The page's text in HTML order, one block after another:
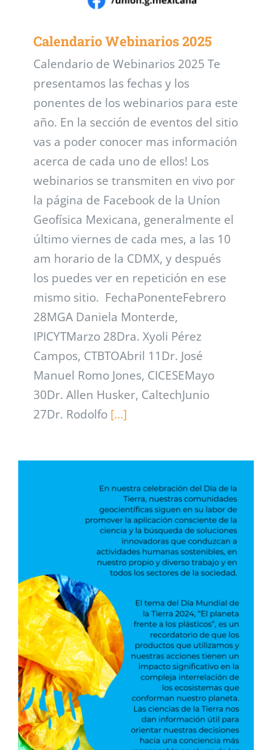
Calendario Webinarios 2025
Calendario de Webinarios 2025 Te
presentamos las fechas y los
ponentes de los webinarios para este
año. En la sección de eventos del sitio
vas a poder conocer mas información
acerca de cada uno de ellos! Los
webinarios se transmiten en vivo por
la página de Facebook de la Uníon
Geofísica Mexicana, generalmente el
último viernes de cada mes, a las 10
am horario de la CDMX, y después
los puedes ver en repetición en ese
mismo sitio. FechaPonenteFebrero
28MGA Daniela Monterde,
IPICYTMarzo 28Dra. Xyoli Pérez
Campos, CTBTOAbril 11Dr. José
Manuel Romo Jones, CICESEMayo
30Dr. Allen Husker, CaltechJunio
27Dr. Rodolfo [...]